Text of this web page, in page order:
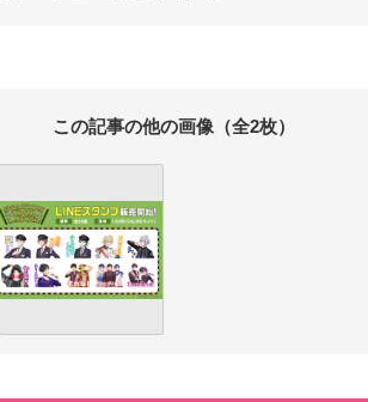
この記事の他の画像（全2枚）